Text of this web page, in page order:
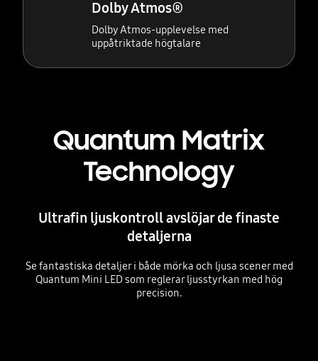
Dolby Atmos®
Dolby Atmos-upplevelse med
uppåtriktade högtalare
Quantum Matrix
Technology
Ultrafin ljuskontroll avslöjar de finaste
detaljerna
Se fantastiska detaljer i både mörka och ljusa scener med
Quantum Mini LED som reglerar ljusstyrkan med hög
precision.